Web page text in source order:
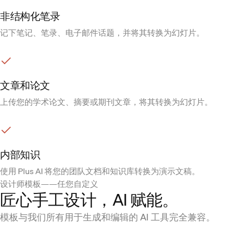
非结构化笔录
记下笔记、笔录、电子邮件话题，并将其转换为幻灯片。
文章和论文
上传您的学术论文、摘要或期刊文章，将其转换为幻灯片。
内部知识
使用 Plus AI 将您的团队文档和知识库转换为演示文稿。
设计师模板——任您自定义
匠心手工设计，AI 赋能。
模板与我们所有用于生成和编辑的 AI 工具完全兼容。